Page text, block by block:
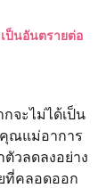
ป็นอันตรายต่อ
จะไม่ได้เป็น
ณแม่อาการ
วลดลงอย่าง
ที่คลอดออก